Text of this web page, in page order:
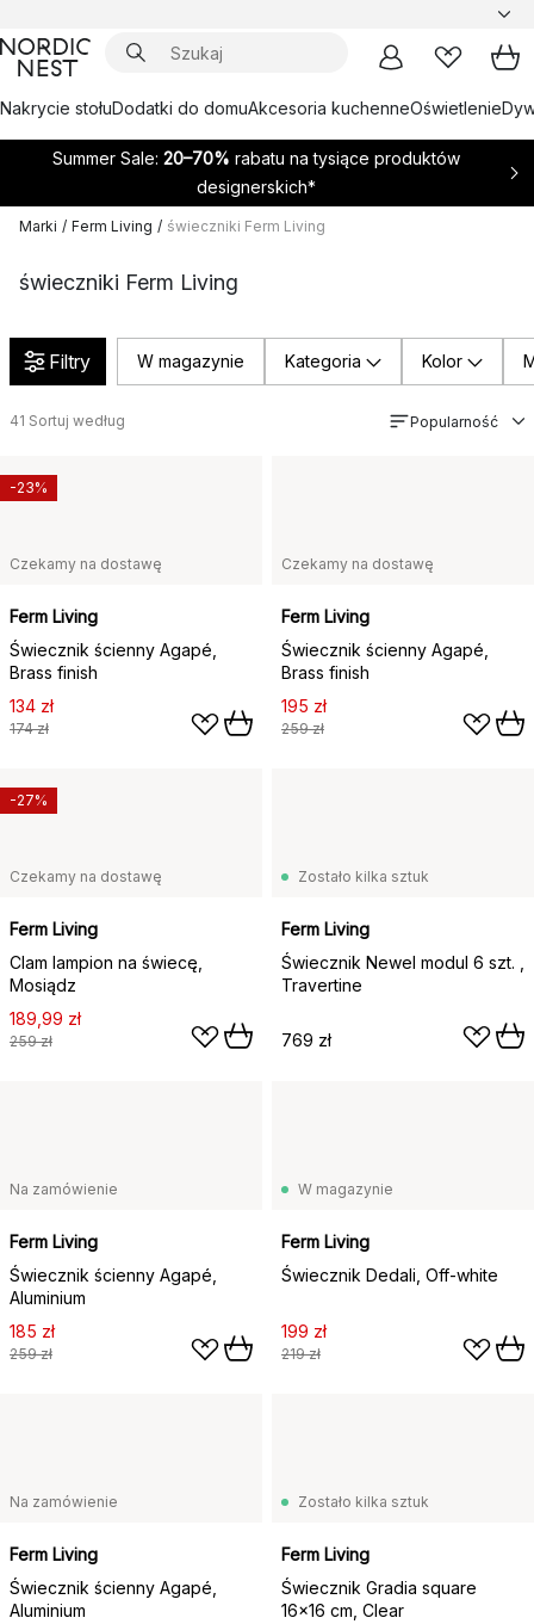
Nakrycie stołuDodatki do domuAkcesoria kuchenneOświetlenie
Summer Sale: 20–70% rabatu na tysiące produktów
designerskich*
Marki / Ferm Living / świeczniki Ferm Living
świeczniki Ferm Living
Filtry W magazynie Kategoria Kolor
41 Sortuj według Popularność
Czekamy na dostawę
Ferm Living
Świecznik ścienny Agapé,
Brass finish
134 zł
174 zł
-23%
Czekamy na dostawę
Ferm Living
Świecznik ścienny Agapé,
Brass finish
195 zł
259 zł
Czekamy na dostawę
Ferm Living
Clam lampion na świecę,
Mosiądz
189,99 zł
259 zł
-27%
Zostało kilka sztuk
Ferm Living
Świecznik Newel modul 6 szt. ,
Travertine
769 zł
Na zamówienie
Ferm Living
Świecznik ścienny Agapé,
Aluminium
185 zł
259 zł
W magazynie
Ferm Living
Świecznik Dedali, Off-white
199 zł
219 zł
Na zamówienie
Ferm Living
Świecznik ścienny Agapé,
Aluminium
Zostało kilka sztuk
Ferm Living
Świecznik Gradia square
16x16 cm, Clear